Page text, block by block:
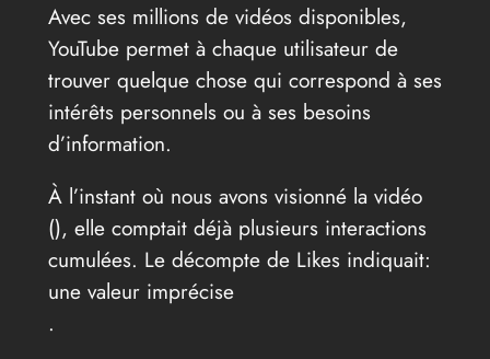
Avec ses millions de vidéos disponibles,
YouTube permet à chaque utilisateur de
trouver quelque chose qui correspond à ses
intérêts personnels ou à ses besoins
d’information.
À l’instant où nous avons visionné la vidéo
(), elle comptait déjà plusieurs interactions
cumulées. Le décompte de Likes indiquait:
une valeur imprécise
.